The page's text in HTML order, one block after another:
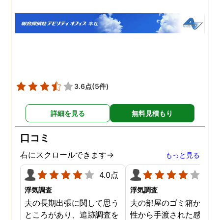
調査を行ってくれました。
結果、彼女にはやはり男が
できていたようで、私の連
ることができて良かったの
かなと思うこともでき、彼
女とはこのまま自然消滅と
言う形で別れようと思いま
す。
不倫の証拠を掴んでいた
き、夫は出張先の自分の
テルに、会社の女性社員
ることも分かり、有利な
件で離婚ができそうです
3.6点(5件)
詳細を見る 無料見積もり
口コミ
右にスクロールできます→ もっと見る
4.0点
浮気調査
夫の長期出張に関して思う
ところがあり、追跡調査を
浮気調査
夫の部屋のゴミ箱から、
性から手渡された感じの